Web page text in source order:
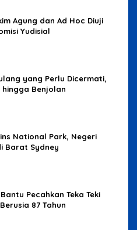
Agung dan Ad Hoc Diuji
Yudisial
yang Perlu Dicermati,
hingga Benjolan
National Park, Negeri
Barat Sydney
Pecahkan Teka Teki
87 Tahun